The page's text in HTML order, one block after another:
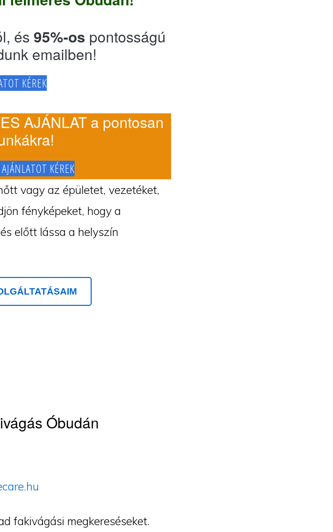
és 95%-os pontosságú
emailben!
KÉREK
AJÁNLAT a pontosan
KÉREK
vagy az épületet, vezetéket,
fényképeket, hogy a
előtt lássa a helyszín
Óbudán
fakivágási megkereséseket.